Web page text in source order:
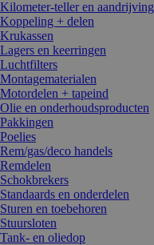
Kilometer-teller en aandrijving
Koppeling + delen
Krukassen
Lagers en keerringen
Luchtfilters
Montagematerialen
Motordelen + tapeind
Olie en onderhoudsproducten
Pakkingen
Poelies
Rem/gas/deco handels
Remdelen
Schokbrekers
Standaards en onderdelen
Sturen en toebehoren
Stuursloten
Tank- en oliedop